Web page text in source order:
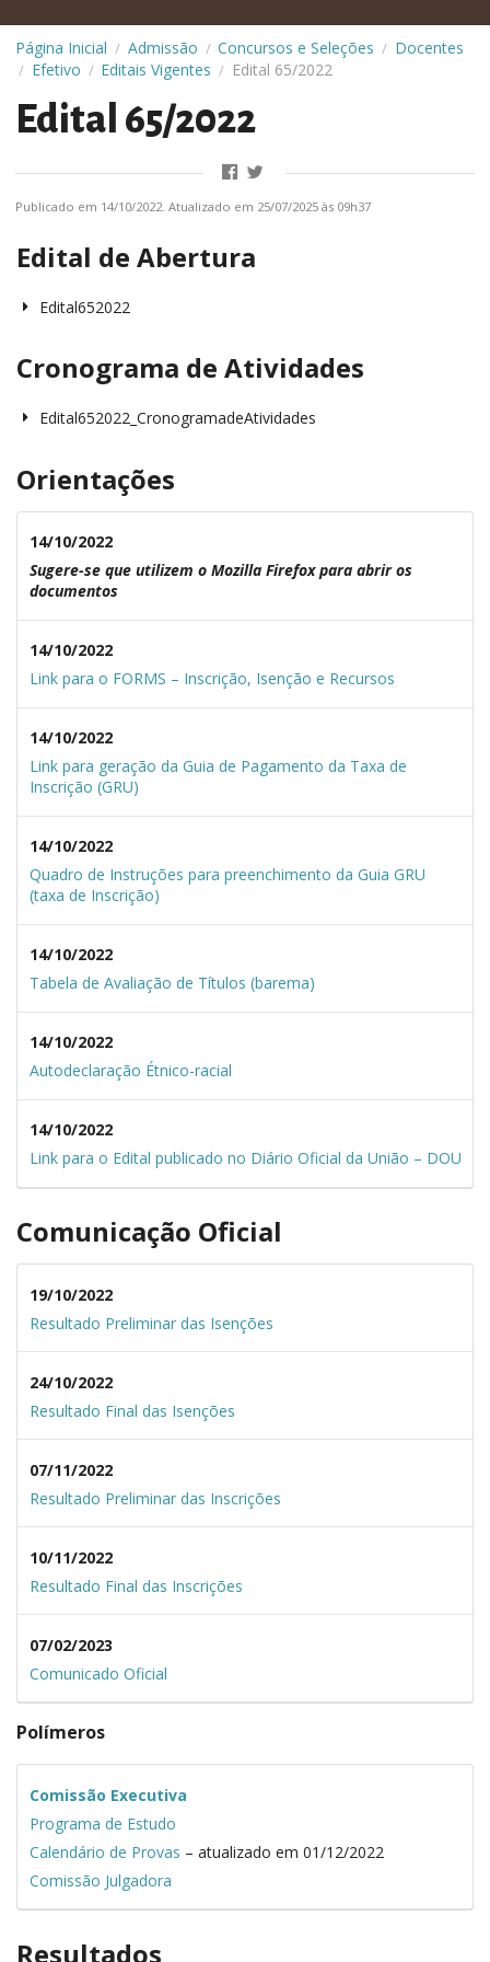
Página Inicial / Admissão / Concursos e Seleções / Docentes
/ Efetivo / Editais Vigentes / Edital 65/2022
Edital 65/2022
Publicado em 14/10/2022. Atualizado em 25/07/2025 às 09h37
Edital de Abertura
Edital652022
Cronograma de Atividades
Edital652022_CronogramadeAtividades
Orientações
14/10/2022
Sugere-se que utilizem o Mozilla Firefox para abrir os
documentos
14/10/2022
Link para o FORMS – Inscrição, Isenção e Recursos
14/10/2022
Link para geração da Guia de Pagamento da Taxa de
Inscrição (GRU)
14/10/2022
Quadro de Instruções para preenchimento da Guia GRU
(taxa de Inscrição)
14/10/2022
Tabela de Avaliação de Títulos (barema)
14/10/2022
Autodeclaração Étnico-racial
14/10/2022
Link para o Edital publicado no Diário Oficial da União – DOU
Comunicação Oficial
19/10/2022
Resultado Preliminar das Isenções
24/10/2022
Resultado Final das Isenções
07/11/2022
Resultado Preliminar das Inscrições
10/11/2022
Resultado Final das Inscrições
07/02/2023
Comunicado Oficial
Polímeros
Comissão Executiva
Programa de Estudo
Calendário de Provas – atualizado em 01/12/2022
Comissão Julgadora
Resultados